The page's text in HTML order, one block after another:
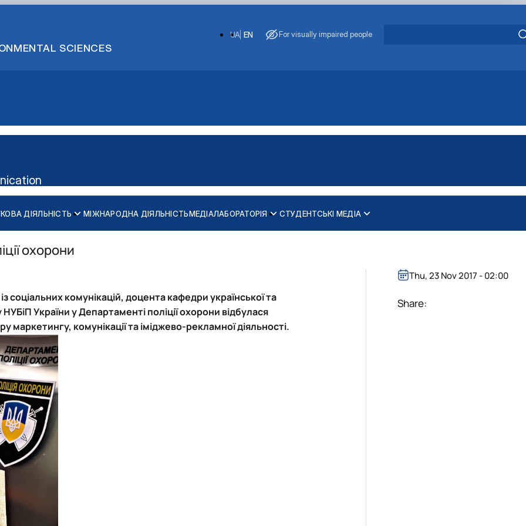
SCIENCES
EN
UA For visually impaired people
ДІЯЛЬНІСТЬ
майстерності»
МІЖНАРОДНА ДІЯЛЬНІСТЬМЕДІАЛАБОРАТОРІЯ СТУДЕНТСЬКІ МЕДІА
охорони
соціальних комунікацій, доцента кафедри української та
України у Департаменті поліції охорони відбулася
маркетингу, комунікації та іміджево-рекламної діяльності.
Thu, 23 Nov 2017 - 02:00
Share: